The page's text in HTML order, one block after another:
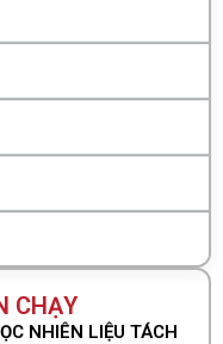
CHẠY
NHIÊN LIỆU TÁCH